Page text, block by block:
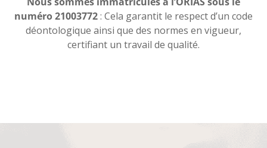
numéro 21003772: Cela garantit le respect d’un code
déontologique ainsi que des normes en vigueur,
certifiant un travail de qualité.